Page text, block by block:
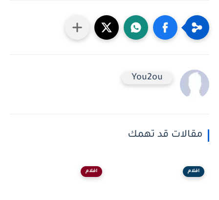
You2ou
مقالات قد تهمك
افلام افلام